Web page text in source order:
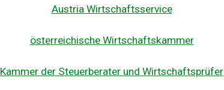
Austria Wirtschaftsservice
österreichische Wirtschaftskammer
Kammer der Steuerberater und Wirtschaftsprüfer